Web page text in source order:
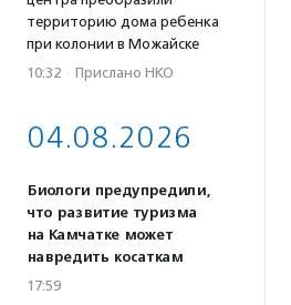
территорию дома ребенка
при колонии в Можайске
10:32 · Прислано НКО
04.08.2026
Биологи предупредили,
что развитие туризма
на Камчатке может
навредить косаткам
17:59